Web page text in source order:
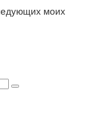
моих